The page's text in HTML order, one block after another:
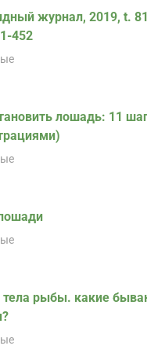
журнал, 2019, t.
452
лошадь: 11
рыбы. какие